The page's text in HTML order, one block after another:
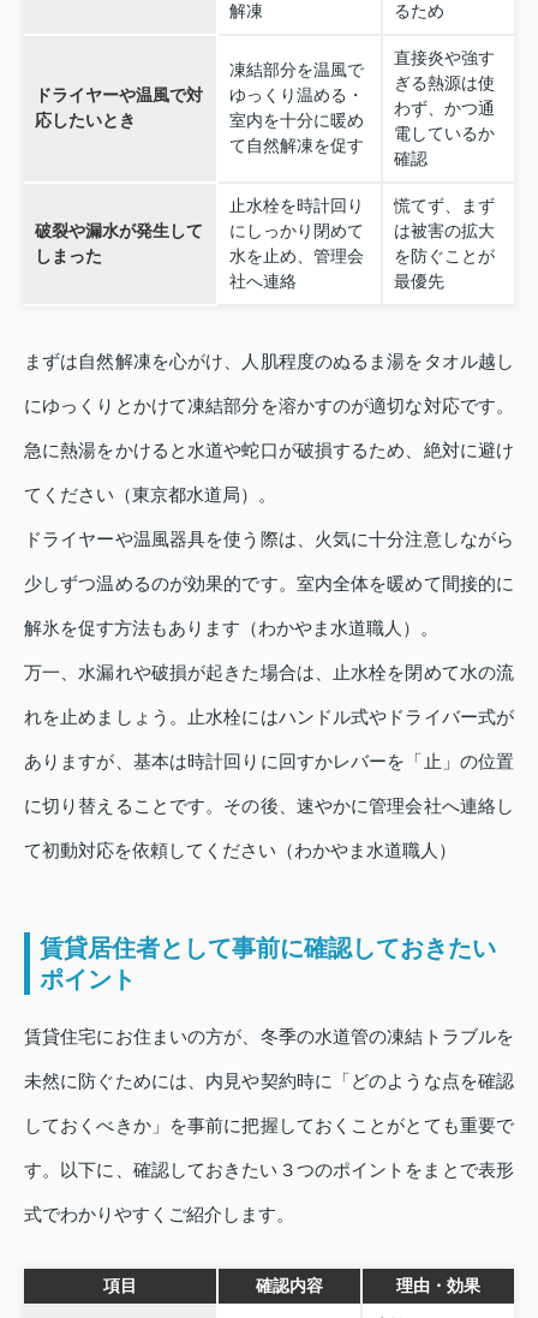
解凍
るため
ドライヤーや温風で対
応したいとき
凍結部分を温風で
ゆっくり温める・
室内を十分に暖め
て自然解凍を促す
直接炎や強す
ぎる熱源は使
わず、かつ通
電しているか
確認
破裂や漏水が発生して
しまった
止水栓を時計回り
にしっかり閉めて
水を止め、管理会
社へ連絡
慌てず、まず
は被害の拡大
を防ぐことが
最優先
まずは自然解凍を心がけ、人肌程度のぬるま湯をタオル越し
にゆっくりとかけて凍結部分を溶かすのが適切な対応です。
急に熱湯をかけると水道や蛇口が破損するため、絶対に避け
てください（東京都水道局）。
ドライヤーや温風器具を使う際は、火気に十分注意しながら
少しずつ温めるのが効果的です。室内全体を暖めて間接的に
解氷を促す方法もあります（わかやま水道職人）。
万一、水漏れや破損が起きた場合は、止水栓を閉めて水の流
れを止めましょう。止水栓にはハンドル式やドライバー式が
ありますが、基本は時計回りに回すかレバーを「止」の位置
に切り替えることです。その後、速やかに管理会社へ連絡し
て初動対応を依頼してください（わかやま水道職人）
賃貸居住者として事前に確認しておきたい
ポイント
賃貸住宅にお住まいの方が、冬季の水道管の凍結トラブルを
未然に防ぐためには、内見や契約時に「どのような点を確認
しておくべきか」を事前に把握しておくことがとても重要で
す。以下に、確認しておきたい３つのポイントをまとで表形
式でわかりやすくご紹介します。
項目 確認内容 理由・効果